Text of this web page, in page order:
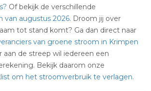
Of bekijk de verschillende
van augustus 2026. Droom jij over
tot stand komt? Ga dan direct naar
van groene stroom in Krimpen
aan de streep wil iedereen een
Bekijk daarom onze
om het stroomverbruik te verlagen.